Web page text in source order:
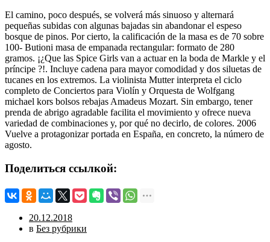
El camino, poco después, se volverá más sinuoso y alternará
pequeñas subidas con algunas bajadas sin abandonar el espeso
bosque de pinos. Por cierto, la calificación de la masa es de 70 sobre
100- Butioni masa de empanada rectangular: formato de 280
gramos. ¡¿Que las Spice Girls van a actuar en la boda de Markle y el
príncipe ?!. Incluye cadena para mayor comodidad y dos siluetas de
tucanes en los extremos. La violinista Mutter interpreta el ciclo
completo de Conciertos para Violín y Orquesta de Wolfgang
michael kors bolsos rebajas Amadeus Mozart. Sin embargo, tener
prenda de abrigo agradable facilita el movimiento y ofrece nueva
variedad de combinaciones y, por qué no decirlo, de colores. 2006
Vuelve a protagonizar portada en España, en concreto, la número de
agosto.
Поделиться ссылкой:
20.12.2018
в Без рубрики